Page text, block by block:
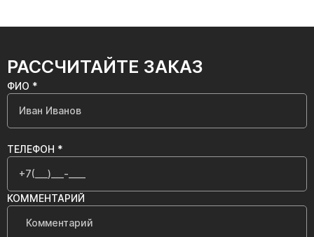
РАССЧИТАЙТЕ ЗАКАЗ
ФИО *
ТЕЛЕФОН *
КОММЕНТАРИЙ